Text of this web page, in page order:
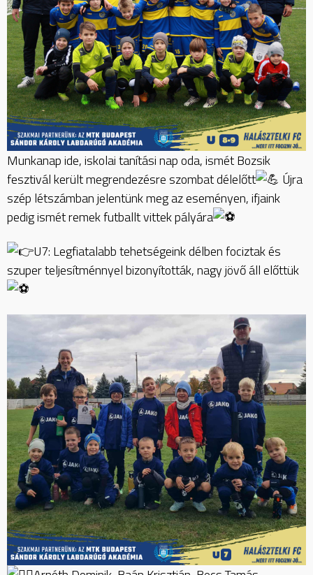
Munkanap ide, iskolai tanítási nap oda, ismét Bozsik
fesztivál került megrendezésre szombat délelőtt
Újra
szép létszámban jelentünk meg az eseményen, ifjaink
pedig ismét remek futballt vittek pályára
U7: Legfiatalabb tehetségeink délben fociztak és
szuper teljesítménnyel bizonyították, nagy jövő áll előttük